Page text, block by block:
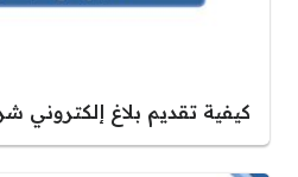
كيفية تقديم بلاغ إلكتروني